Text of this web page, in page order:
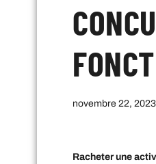
novembre 22, 2023
Racheter une